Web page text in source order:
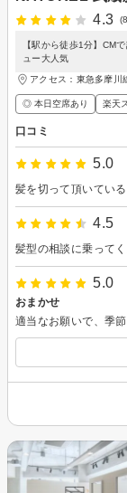
4.3
【駅から徒歩1分】CM
ュー大人気
アクセス：東急多摩川
◎ 本日空席あり 楽天
口コミ
5.0
4.5
髪型の相談に乗って
5.0
おまかせ
適当なお願いで、季